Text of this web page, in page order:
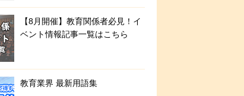
【8月開催】教育関係者必見！イ
ベント情報記事一覧はこちら
教育業界 最新用語集